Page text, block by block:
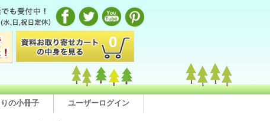
0
の小冊子 ユーザーログイン